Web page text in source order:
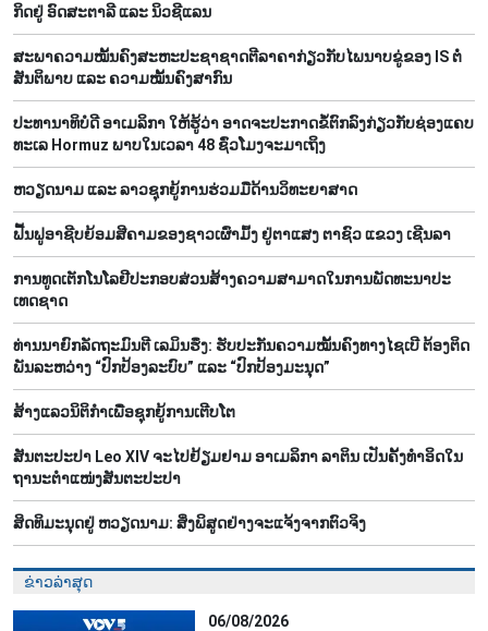
ກິດ​ຢູ່ ອົດ​ສະ​ຕາ​ລີ ແລະ ນິວ​ຊີ​ແລນ
ສະພາຄວາມໝັ້ນຄົງສະຫະປະຊາຊາດຕີລາຄາກ່ຽວກັບໄພນາບຂູ່ຂອງ IS ຕໍ່
ສັນຕິພາບ ແລະ ຄວາມໝັ້ນຄົງສາກົນ
ປະທານາທິບໍດີ ອາເມລິກາ ໃຫ້ຮູ້ວ່າ ອາດຈະປະກາດຂໍ້ຕົກລົງກ່ຽວກັບຊ່ອງແຄບ
ທະເລ Hormuz ພາບໃນເວລາ 48 ຊົ່ວໂມງຈະມາເຖິງ
ຫວຽດ​ນາມ ແລະ ລາວ​ຊຸກ​ຍູ້​ການ​ຮ່ວມ​ມື​ດ້ານວ​ິ​ທະ​ຍາ​ສາດ
ຟື້​ນ​ຟູ​ອາ​ຊີບ​ຍ້ອມ​ສີ​ຄາມຂອງ​ຊາວ​ເຜົ່າ​ມົ້ງ​ ຢູ່​ຕາ​ແສງ ຕາ​ຊົວ ແຂວງ ເຊີນ​ລາ
ການ​ທູດ​ເຕັກ​ໂນ​ໂລ​ຢີ​ປະ​ກອບ​ສ່ວນ​ສ້າງ​ຄວາມ​ສາ​ມາດ​ໃນ​ການ​ພັດ​ທະ​ນາ​ປະ​
ເທດ​ຊາດ
ທ່ານນາຍົກລັດຖະມົນຕີ ເລມິນຮຶງ: ຮັບປະກັນຄວາມໝັ້ນຄົງທາງໄຊເບີ ຕ້ອງຕິດ
ພັນລະຫວ່າງ “ປົກປ້ອງລະບົບ” ແລະ “ປົກປ້ອງມະນຸດ”
ສ້າງ​ແລວ​ນິ​ຕິ​ກຳ​ເພື່ອ​ຊຸກ​ຍູ້​ການ​ເຕີບ​ໂຕ
ສັນຕະປະປາ Leo XIV ຈະໄປຢ້ຽມຢາມ ອາເມລິກາ ລາຕິນ ເປັນຄັ້ງທຳອິດໃນ
ຖານະຕຳແໜ່ງສັນຕະປະປາ
ສິດ​ທິ​ມະ​ນຸດ​ຢູ່ ຫວຽດ​ນາມ: ສິ່ງ​ພິ​ສູດ​ຢ່າງ​ຈະ​ແຈ້ງ​ຈາກ​ຕົວ​ຈິງ
ຂ່າວລ່າສຸດ
06/08/2026